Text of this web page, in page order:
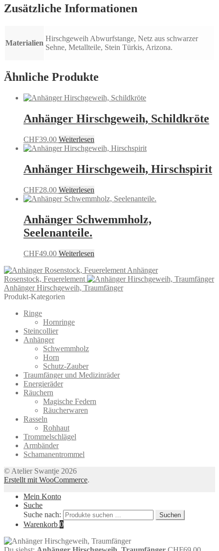
Zusätzliche Informationen
Materialien
Hirschgeweih Abwurfstange, Netz aus schwarzer
Sehne, Metallteile, Stein Türkis, Arizona.
Ähnliche Produkte
Anhänger Hirschgeweih, Schildkröte
CHF39.00 Weiterlesen
Anhänger Hirschgeweih, Hirschspirit
CHF28.00 Weiterlesen
Anhänger Schwemmholz,
Seelenanteile.
CHF49.00 Weiterlesen
Anhänger
Rosenstock, Feuerelement
Anhänger Hirschgeweih, Traumfänger
Produkt-Kategorien
Ringe
Hornringe
Steincollier
Anhänger
Schwemmholz
Horn
Schutz-Zauber
Traumfänger und Medizinräder
Energieräder
Räuchern
Magische Federn
Räucherwaren
Rasseln
Rohhaut
Trommelschlägel
Armbänder
Schamanentrommel
© Atelier Swantje 2026
Erstellt mit WooCommerce.
Mein Konto
Suche
Suche nach:
Suchen
Warenkorb 0